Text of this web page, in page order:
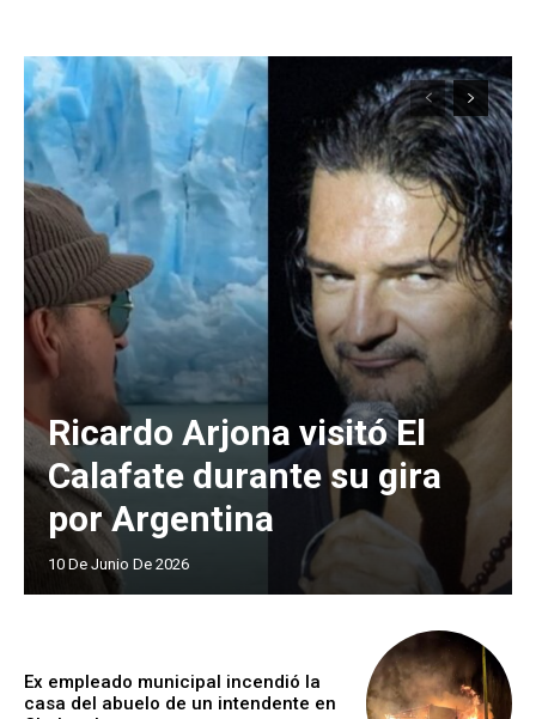
Ricardo Arjona visitó El
Calafate durante su gira
por Argentina
10 De Junio De 2026
Ex empleado municipal incendió la
casa del abuelo de un intendente en